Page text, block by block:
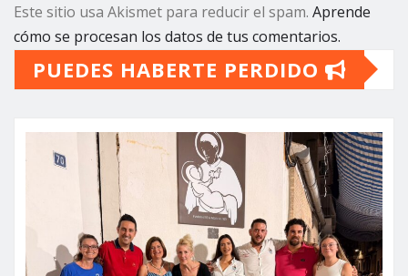
Este sitio usa Akismet para reducir el spam. Aprende
cómo se procesan los datos de tus comentarios.
PUEDES HABERTE PERDIDO